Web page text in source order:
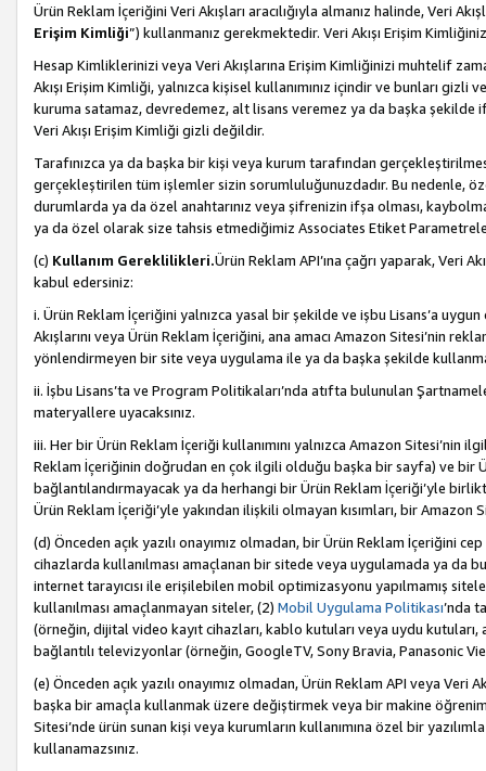
Ürün Reklam İçeriğini Veri Akışları aracılığıyla almanız halinde, Veri
Erişim Kimliği”) kullanmanız gerekmektedir. Veri Akışı Erişim
Hesap Kimliklerinizi veya Veri Akışlarına Erişim Kimliğinizi muhtelif
Akışı Erişim Kimliği, yalnızca kişisel kullanımınız içindir ve bunları
kuruma satamaz, devredemez, alt lisans veremez ya da başka şekilde
Veri Akışı Erişim Kimliği gizli değildir.
Tarafınızca ya da başka bir kişi veya kurum tarafından
gerçekleştirilen tüm işlemler sizin sorumluluğunuzdadır. Bu nedenle,
durumlarda ya da özel anahtarınız veya şifrenizin ifşa olması,
ya da özel olarak size tahsis etmediğimiz Associates Etiket
(c) Kullanım Gereklilikleri.Ürün Reklam API’ına çağrı yaparak, Veri
kabul edersiniz:
i. Ürün Reklam İçeriğini yalnızca yasal bir şekilde ve işbu Lisans’a uygun
Akışlarını veya Ürün Reklam İçeriğini, ana amacı Amazon Sitesi’nin
yönlendirmeyen bir site veya uygulama ile ya da başka şekilde
ii. İşbu Lisans’ta ve Program Politikaları’nda atıfta bulunulan
materyallere uyacaksınız.
iii. Her bir Ürün Reklam İçeriği kullanımını yalnızca Amazon
Reklam İçeriğinin doğrudan en çok ilgili olduğu başka bir sayfa) ve bir
bağlantılandırmayacak ya da herhangi bir Ürün Reklam İçeriği’yle
Ürün Reklam İçeriği’yle yakından ilişkili olmayan kısımları, bir Amazon
(d) Önceden açık yazılı onayımız olmadan, bir Ürün Reklam İçeriğini
cihazlarda kullanılması amaçlanan bir sitede veya uygulamada ya da
internet tarayıcısı ile erişilebilen mobil optimizasyonu yapılmamış
kullanılması amaçlanmayan siteler, (2) Mobil Uygulama Politikası’nda
(örneğin, dijital video kayıt cihazları, kablo kutuları veya uydu kutuları,
bağlantılı televizyonlar (örneğin, GoogleTV, Sony Bravia, Panasonic
(e) Önceden açık yazılı onayımız olmadan, Ürün Reklam API veya
başka bir amaçla kullanmak üzere değiştirmek veya bir makine
Sitesi’nde ürün sunan kişi veya kurumların kullanımına özel bir
kullanamazsınız.